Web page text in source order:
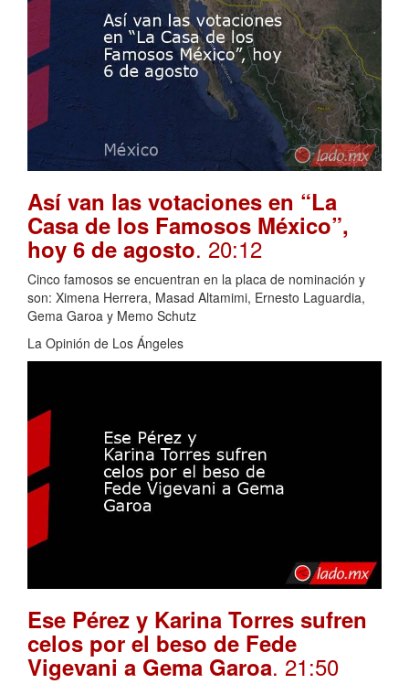
Así van las votaciones en “La
Casa de los Famosos México”,
hoy 6 de agosto. 20:12
Cinco famosos se encuentran en la placa de nominación y
son: Ximena Herrera, Masad Altamimi, Ernesto Laguardia,
Gema Garoa y Memo Schutz
La Opinión de Los Ángeles
Ese Pérez y Karina Torres sufren
celos por el beso de Fede
Vigevani a Gema Garoa. 21:50